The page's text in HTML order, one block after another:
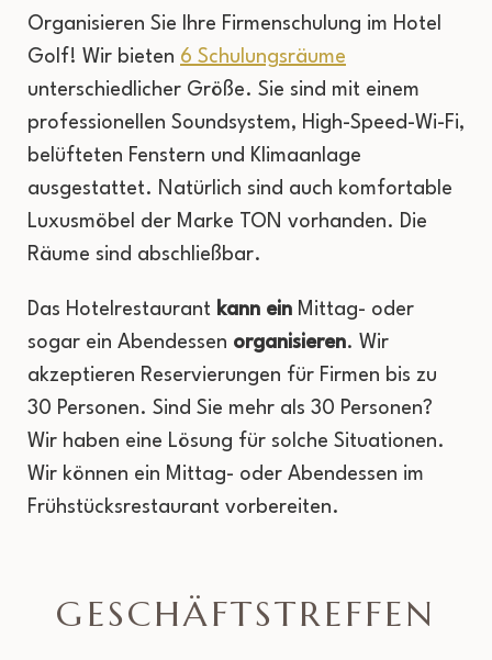
Organisieren Sie Ihre Firmenschulung im Hotel
Golf! Wir bieten 6 Schulungsräume
unterschiedlicher Größe. Sie sind mit einem
professionellen Soundsystem, High-Speed-Wi-Fi,
belüfteten Fenstern und Klimaanlage
ausgestattet. Natürlich sind auch komfortable
Luxusmöbel der Marke TON vorhanden. Die
Räume sind abschließbar.
Das Hotelrestaurant kann ein Mittag- oder
sogar ein Abendessen organisieren. Wir
akzeptieren Reservierungen für Firmen bis zu
30 Personen. Sind Sie mehr als 30 Personen?
Wir haben eine Lösung für solche Situationen.
Wir können ein Mittag- oder Abendessen im
Frühstücksrestaurant vorbereiten.
GESCHÄFTSTREFFEN